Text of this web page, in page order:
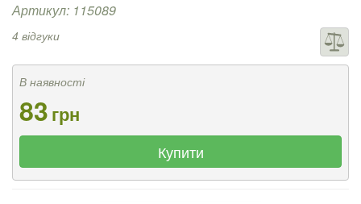
Артикул: 115089
4 відгуки
В наявності
83грн
Купити